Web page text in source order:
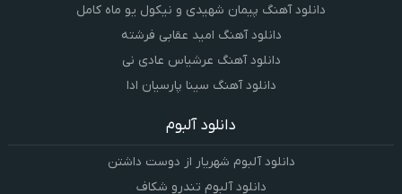
دانلود آهنگ پیمان شهیدی و نیکول یو ماه کامل
دانلود آهنگ امید عقابی فرشته
دانلود آهنگ عرشیاس عادی نی
دانلود آهنگ سینا پارسیان ادا
دانلود آلبوم
دانلود آلبوم شهریار از دوست داشتن
دانلود آلبوم تندرو شکاف